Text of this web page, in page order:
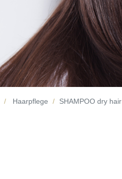
Haarpflege SHAMPOO dry hair